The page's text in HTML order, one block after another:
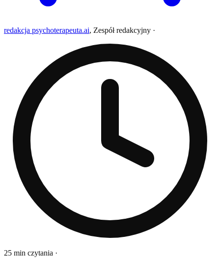
redakcja psychoterapeuta.ai, Zespół redakcyjny ·
25 min czytania ·